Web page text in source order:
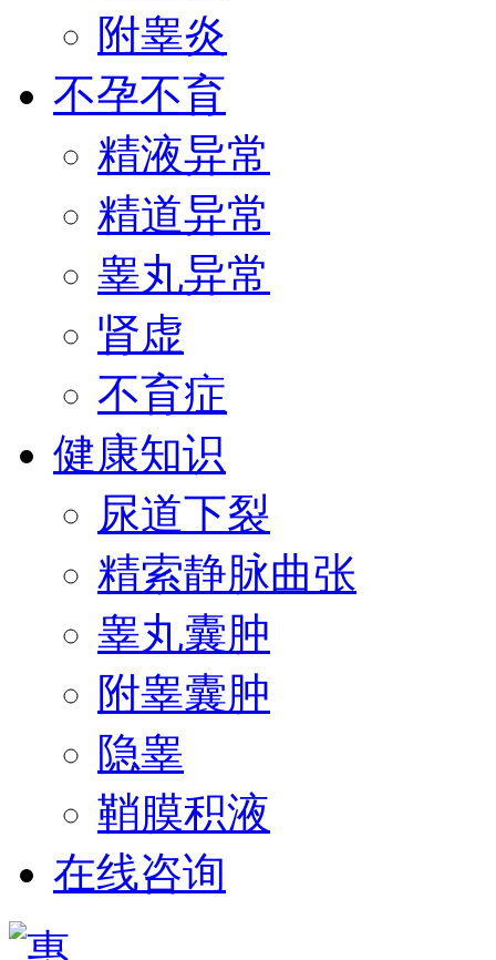
附睾炎
不孕不育
精液异常
精道异常
睾丸异常
肾虚
不育症
健康知识
尿道下裂
精索静脉曲张
睾丸囊肿
附睾囊肿
隐睾
鞘膜积液
在线咨询